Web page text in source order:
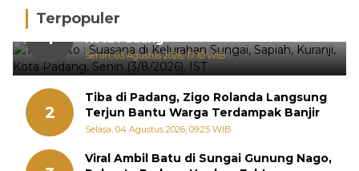
Terpopuler
1
Hujan Deras, 15 Titik Banjir Terdeteksi di
Kota Padang
Senin, 03 Agustus 2026, 17:10 WIB
2
Tiba di Padang, Zigo Rolanda Langsung
Terjun Bantu Warga Terdampak Banjir
Selasa, 04 Agustus 2026, 09:25 WIB
Viral Ambil Batu di Sungai Gunung Nago,